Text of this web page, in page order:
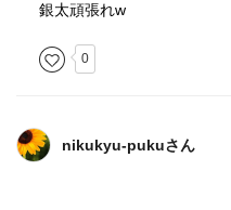
銀太頑張れw
0
nikukyu-pukuさん